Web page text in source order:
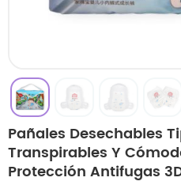
Pañales Desechables
Transpirables Y
Protección Antifugas